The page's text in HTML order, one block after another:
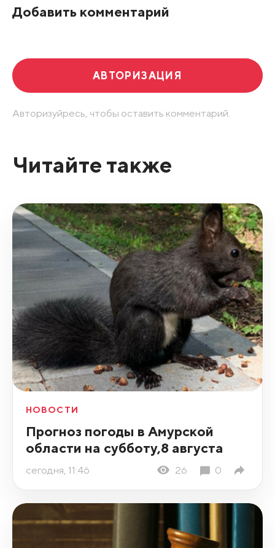
Добавить комментарий
АВТОРИЗАЦИЯ
Авторизуйресь, чтобы оставить комментарий.
Читайте также
НОВОСТИ
Прогноз погоды в Амурской
области на субботу,8 августа
сегодня, 11:46 26 0